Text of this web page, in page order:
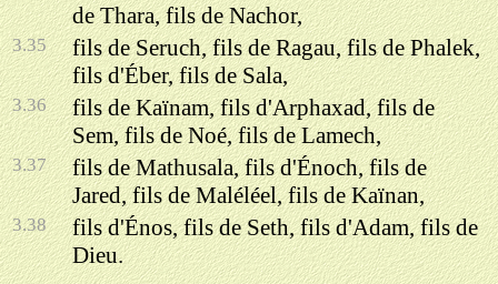
de Thara, fils de Nachor,
3.35
fils de Seruch, fils de Ragau, fils de Phalek,
fils d'Éber, fils de Sala,
3.36
fils de Kaïnam, fils d'Arphaxad, fils de
Sem, fils de Noé, fils de Lamech,
3.37
fils de Mathusala, fils d'Énoch, fils de
Jared, fils de Maléléel, fils de Kaïnan,
3.38
fils d'Énos, fils de Seth, fils d'Adam, fils de
Dieu.